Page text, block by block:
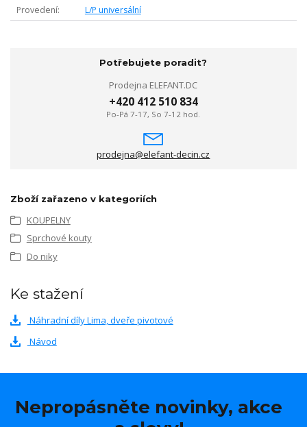
Provedení
L/P universální
Potřebujete poradit?
Prodejna ELEFANT.DC
+420 412 510 834
Po-Pá 7-17, So 7-12 hod.
prodejna@elefant-decin.cz
Zboží zařazeno v kategoriích
KOUPELNY
Sprchové kouty
Do niky
Ke stažení
Náhradní díly Lima, dveře pivotové
Návod
Nepropásněte novinky, akce